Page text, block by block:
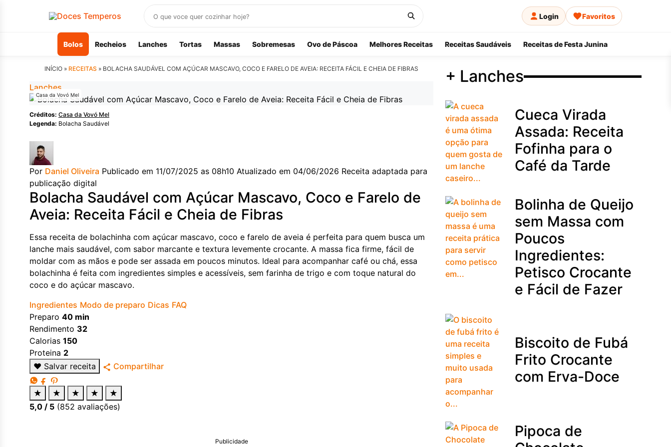
receitas
Login Favoritos
Bolos Recheios Lanches Tortas Massas Sobremesas Ovo de Páscoa Melhores Receitas Receitas Saudáveis Receitas de Festa Junina
INÍCIO » RECEITAS » BOLACHA SAUDÁVEL COM AÇÚCAR MASCAVO, COCO E FARELO DE AVEIA: RECEITA FÁCIL E CHEIA DE FIBRAS
Lanches
Casa da Vovó Mel
Créditos: Casa da Vovó Mel
Legenda: Bolacha Saudável
Por Daniel Oliveira Publicado em 11/07/2025 as 08h10 Atualizado em 04/06/2026 Receita adaptada para
publicação digital
Bolacha Saudável com Açúcar Mascavo, Coco e Farelo de
Aveia: Receita Fácil e Cheia de Fibras
Essa receita de bolachinha com açúcar mascavo, coco e farelo de aveia é perfeita para quem busca um
lanche mais saudável, com sabor marcante e textura levemente crocante. A massa fica firme, fácil de
moldar com as mãos e pode ser assada em poucos minutos. Ideal para acompanhar café ou chá, essa
bolachinha é feita com ingredientes simples e acessíveis, sem farinha de trigo e com toque natural do
coco e do açúcar mascavo.
Ingredientes Modo de preparo Dicas FAQ
Preparo 40 min
Rendimento 32
Calorias 150
Proteina 2
♥ Salvar receita Compartilhar
★ ★ ★ ★
★
5,0 / 5 (852 avaliações)
Publicidade
+ Lanches
Cueca Virada
Assada: Receita
Fofinha para o
Café da Tarde
Bolinha de Queijo
sem Massa com
Poucos
Ingredientes:
Petisco Crocante
e Fácil de Fazer
Biscoito de Fubá
Frito Crocante
com Erva-Doce
Pipoca de